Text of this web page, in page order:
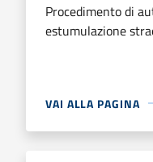
Procedimento di
estumulazione
VAI ALLA PAGINA